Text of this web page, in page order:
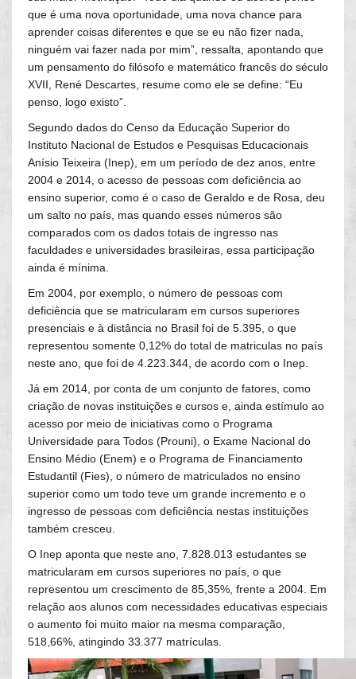
que é uma nova oportunidade, uma nova chance para
aprender coisas diferentes e que se eu não fizer nada,
ninguém vai fazer nada por mim”, ressalta, apontando que
um pensamento do filósofo e matemático francês do século
XVII, René Descartes, resume como ele se define: “Eu
penso, logo existo”.
Segundo dados do Censo da Educação Superior do
Instituto Nacional de Estudos e Pesquisas Educacionais
Anísio Teixeira (Inep), em um período de dez anos, entre
2004 e 2014, o acesso de pessoas com deficiência ao
ensino superior, como é o caso de Geraldo e de Rosa, deu
um salto no país, mas quando esses números são
comparados com os dados totais de ingresso nas
faculdades e universidades brasileiras, essa participação
ainda é mínima.
Em 2004, por exemplo, o número de pessoas com
deficiência que se matricularam em cursos superiores
presenciais e à distância no Brasil foi de 5.395, o que
representou somente 0,12% do total de matriculas no país
neste ano, que foi de 4.223.344, de acordo com o Inep.
Já em 2014, por conta de um conjunto de fatores, como
criação de novas instituições e cursos e, ainda estímulo ao
acesso por meio de iniciativas como o Programa
Universidade para Todos (Prouni), o Exame Nacional do
Ensino Médio (Enem) e o Programa de Financiamento
Estudantil (Fies), o número de matriculados no ensino
superior como um todo teve um grande incremento e o
ingresso de pessoas com deficiência nestas instituições
também cresceu.
O Inep aponta que neste ano, 7.828.013 estudantes se
matricularam em cursos superiores no país, o que
representou um crescimento de 85,35%, frente a 2004. Em
relação aos alunos com necessidades educativas especiais
o aumento foi muito maior na mesma comparação,
518,66%, atingindo 33.377 matrículas.